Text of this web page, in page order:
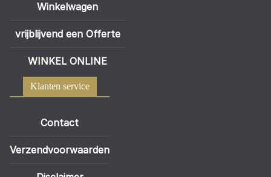
Winkelwagen
vrijblijvend een Offerte
WINKEL ONLINE
Klanten service
Contact
Verzendvoorwaarden